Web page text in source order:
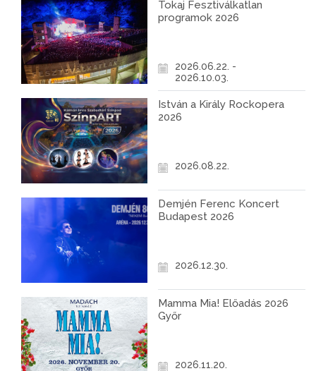
Tokaj Fesztiválkatlan
programok 2026
2026.06.22. -
2026.10.03.
István a Király Rockopera
2026
2026.08.22.
Demjén Ferenc Koncert
Budapest 2026
2026.12.30.
Mamma Mia! Előadás 2026
Győr
2026.11.20.